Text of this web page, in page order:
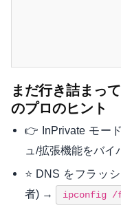
まだ行き詰まっ
のプロのヒント
👉 InPrivate モー
ュ/拡張機能をバイ
⭐ DNS をフラッ
者) →
ipconfig /